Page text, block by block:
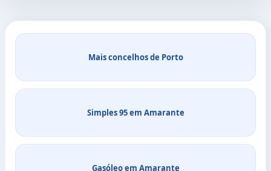
Mais concelhos de Porto
Simples 95 em Amarante
Gasóleo em Amarante